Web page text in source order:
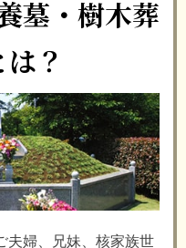
墓・樹木葬
？
夫婦、兄妹、核家族世